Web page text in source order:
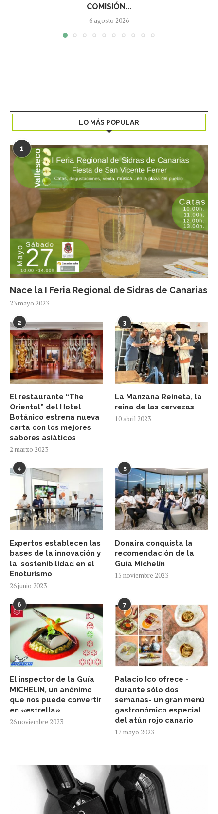
COMISIÓN...
6 agosto 2026
LO MÁS POPULAR
1
Nace la I Feria Regional de Sidras de Canarias
23 mayo 2023
2
El restaurante “The
Oriental” del Hotel
Botánico estrena nueva
carta con los mejores
sabores asiáticos
2 marzo 2023
3
La Manzana Reineta, la
reina de las cervezas
10 abril 2023
4
Expertos establecen las
bases de la innovación y
la sostenibilidad en el
Enoturismo
26 junio 2023
5
Donaira conquista la
recomendación de la
Guía Michelín
15 noviembre 2023
6
El inspector de la Guía
MICHELIN, un anónimo
que nos puede convertir
en «estrella»
26 noviembre 2023
7
Palacio Ico ofrece -
durante sólo dos
semanas- un gran menú
gastronómico especial
del atún rojo canario
17 mayo 2023